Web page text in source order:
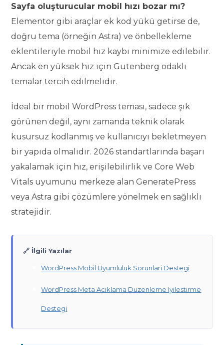
Sayfa oluşturucular mobil hızı bozar mı?
Elementor gibi araçlar ek kod yükü getirse de,
doğru tema (örneğin Astra) ve önbellekleme
eklentileriyle mobil hız kaybı minimize edilebilir.
Ancak en yüksek hız için Gutenberg odaklı
temalar tercih edilmelidir.
İdeal bir mobil WordPress teması, sadece şık
görünen değil, aynı zamanda teknik olarak
kusursuz kodlanmış ve kullanıcıyı bekletmeyen
bir yapıda olmalıdır. 2026 standartlarında başarı
yakalamak için hız, erişilebilirlik ve Core Web
Vitals uyumunu merkeze alan GeneratePress
veya Astra gibi çözümlere yönelmek en sağlıklı
stratejidir.
🔗 İlgili Yazılar
WordPress Mobil Uyumluluk Sorunlari Destegi
WordPress Meta Aciklama Duzenleme Iyilestirme
Destegi